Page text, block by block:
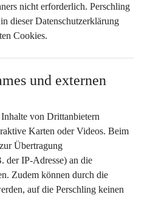
nicht erforderlich. Perschling
dieser Datenschutzerklärung
Cookies.
und externen
von Drittanbietern
Karten oder Videos. Beim
Übertragung
der IP-Adresse) an die
Zudem können durch die
auf die Perschling keinen